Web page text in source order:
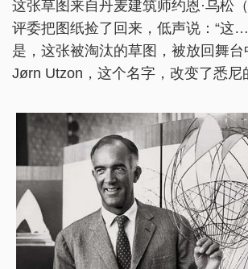
这张草图来自丹麦建筑师约恩·乌松
评委把图纸捡了回来，低声说：“这
是，这张被淘汰的草图，被放回舞台
Jørn Utzon，这个名字，改变了悉尼